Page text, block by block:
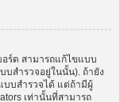
ร์ด สามารถแก้ไขแบบ
บสำรวจอยู่ในนั้น). ถ้ายัง
บบสำรวจได้ แต่ถ้ามีผู้
เท่านั้นที่สามารถ